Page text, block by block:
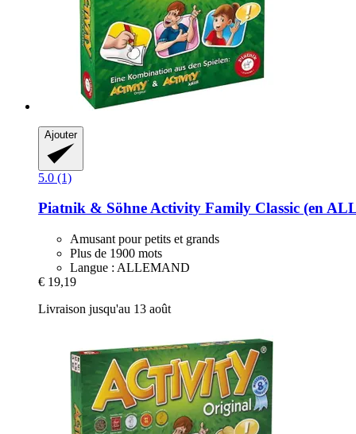
Ajouter
5.0 (1)
Piatnik & SöhneActivity Family Classic (en
Amusant pour petits et grands
Plus de 1900 mots
Langue : ALLEMAND
€ 19,19
Livraison jusqu'au 13 août